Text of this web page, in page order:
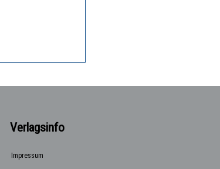
Verlagsinfo
Impressum